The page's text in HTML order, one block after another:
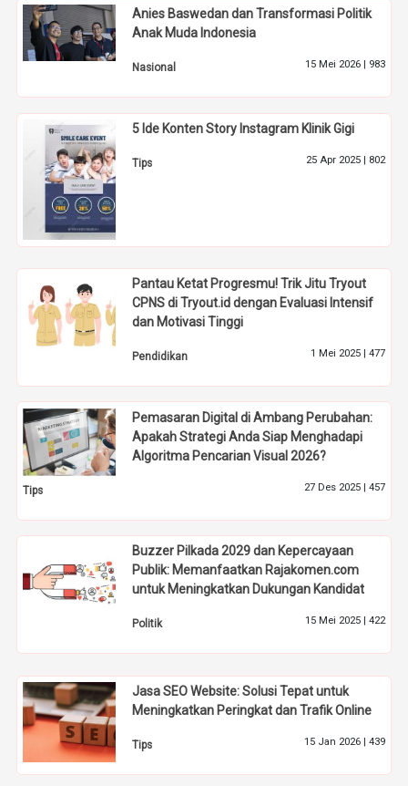
Anies Baswedan dan Transformasi Politik
Anak Muda Indonesia
Nasional 15 Mei 2026 | 983
5 Ide Konten Story Instagram Klinik Gigi
Tips 25 Apr 2025 | 802
Pantau Ketat Progresmu! Trik Jitu Tryout
CPNS di Tryout.id dengan Evaluasi Intensif
dan Motivasi Tinggi
Pendidikan 1 Mei 2025 | 477
Pemasaran Digital di Ambang Perubahan:
Apakah Strategi Anda Siap Menghadapi
Algoritma Pencarian Visual 2026?
Tips 27 Des 2025 | 457
Buzzer Pilkada 2029 dan Kepercayaan
Publik: Memanfaatkan Rajakomen.com
untuk Meningkatkan Dukungan Kandidat
Politik 15 Mei 2025 | 422
Jasa SEO Website: Solusi Tepat untuk
Meningkatkan Peringkat dan Trafik Online
Tips 15 Jan 2026 | 439